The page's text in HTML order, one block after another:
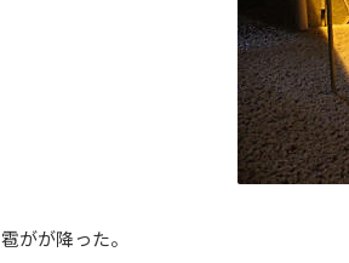
雹がが降った。